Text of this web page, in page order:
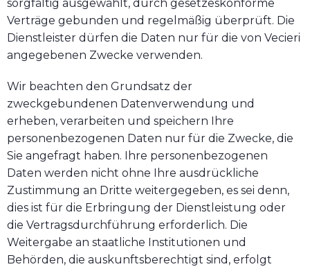
sorgfältig ausgewählt, durch gesetzeskonforme
Verträge gebunden und regelmäßig überprüft. Die
Dienstleister dürfen die Daten nur für die von Vecieri
angegebenen Zwecke verwenden.
Wir beachten den Grundsatz der
zweckgebundenen Datenverwendung und
erheben, verarbeiten und speichern Ihre
personenbezogenen Daten nur für die Zwecke, die
Sie angefragt haben. Ihre personenbezogenen
Daten werden nicht ohne Ihre ausdrückliche
Zustimmung an Dritte weitergegeben, es sei denn,
dies ist für die Erbringung der Dienstleistung oder
die Vertragsdurchführung erforderlich. Die
Weitergabe an staatliche Institutionen und
Behörden, die auskunftsberechtigt sind, erfolgt